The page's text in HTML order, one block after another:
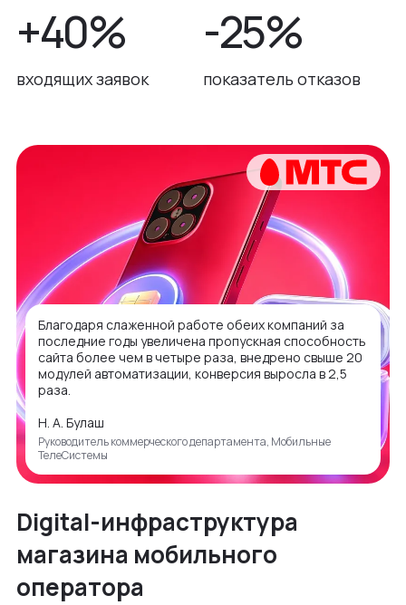
+40%
входящих заявок
-25%
показатель отказов
Благодаря слаженной работе обеих компаний за
последние годы увеличена пропускная способность
сайта более чем в четыре раза, внедрено свыше 20
модулей автоматизации, конверсия выросла в 2,5
раза.
Н. А. Булаш
Руководитель коммерческого департамента, Мобильные
ТелеСистемы
Digital-инфраструктура
магазина мобильного
оператора